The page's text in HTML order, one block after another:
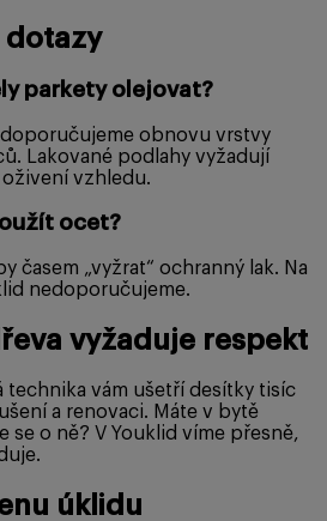
dotazy
parkety olejovat?
obnovu vrstvy
Lakované podlahy vyžadují
vzhledu.
ocet?
časem „vyžrat“ ochranný lak. Na
nedoporučujeme.
vyžaduje respekt
technika vám ušetří desítky tisíc
a renovaci. Máte v bytě
se o ně? V Youklid víme přesně,
úklidu